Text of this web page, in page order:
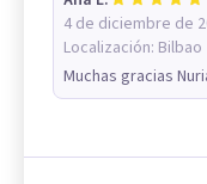
4 de diciembre de
Localización: Bilbao
Muchas gracias